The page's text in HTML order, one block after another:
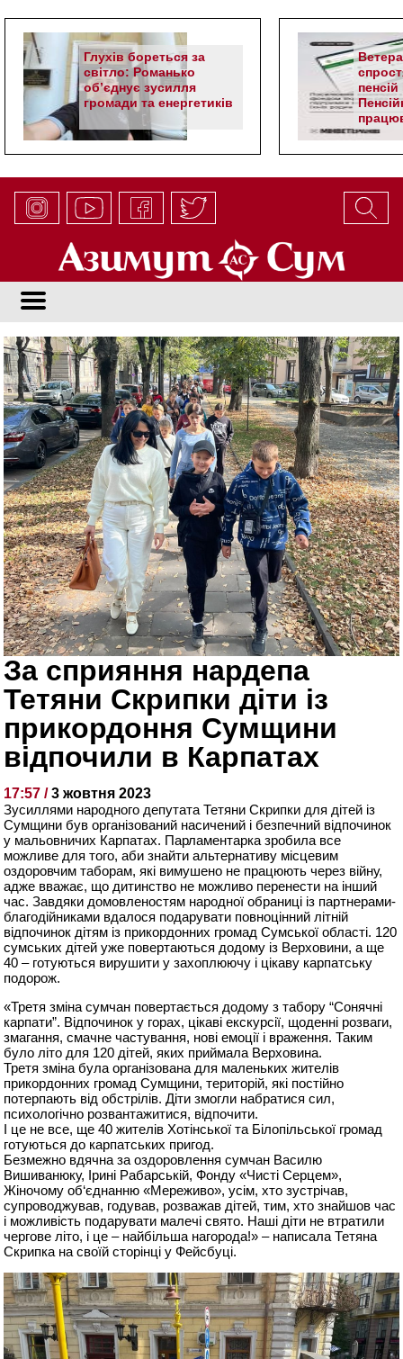
Глухів бореться за
світло: Романько
об’єднує зусилля
громади та енергетиків
За сприяння нардепа
Тетяни Скрипки діти із
прикордоння Сумщини
відпочили в Карпатах
17:57 /3 жовтня 2023
Зусиллями народного депутата Тетяни Скрипки для дітей із
Сумщини був організований насичений і безпечний відпочинок
у мальовничих Карпатах. Парламентарка зробила все
можливе для того, аби знайти альтернативу місцевим
оздоровчим таборам, які вимушено не працюють через війну,
адже вважає, що дитинство не можливо перенести на інший
час. Завдяки домовленостям народної обраниці із партнерами-
благодійниками вдалося подарувати повноцінний літній
відпочинок дітям із прикордонних громад Сумської області. 120
сумських дітей уже повертаються додому із Верховини, а ще
40 – готуються вирушити у захоплюючу і цікаву карпатську
подорож.
«Третя зміна сумчан повертається додому з табору “Сонячні
карпати”. Відпочинок у горах, цікаві екскурсії, щоденні розваги,
змагання, смачне частування, нові емоції і враження. Таким
було літо для 120 дітей, яких приймала Верховина.
Третя зміна була організована для маленьких жителів
прикордонних громад Сумщини, територій, які постійно
потерпають від обстрілів. Діти змогли набратися сил,
психологічно розвантажитися, відпочити.
І це не все, ще 40 жителів Хотінської та Білопільської громад
готуються до карпатських пригод.
Безмежно вдячна за оздоровлення сумчан Василю
Вишиванюку, Ірині Рабарській, Фонду «Чисті Серцем»,
Жіночому об‘єднанню «Мереживо», усім, хто зустрічав,
супроводжував, годував, розважав дітей, тим, хто знайшов час
і можливість подарувати малечі свято. Наші діти не втратили
чергове літо, і це – найбільша нагорода!» – написала Тетяна
Скрипка на своїй сторінці у Фейсбуці.